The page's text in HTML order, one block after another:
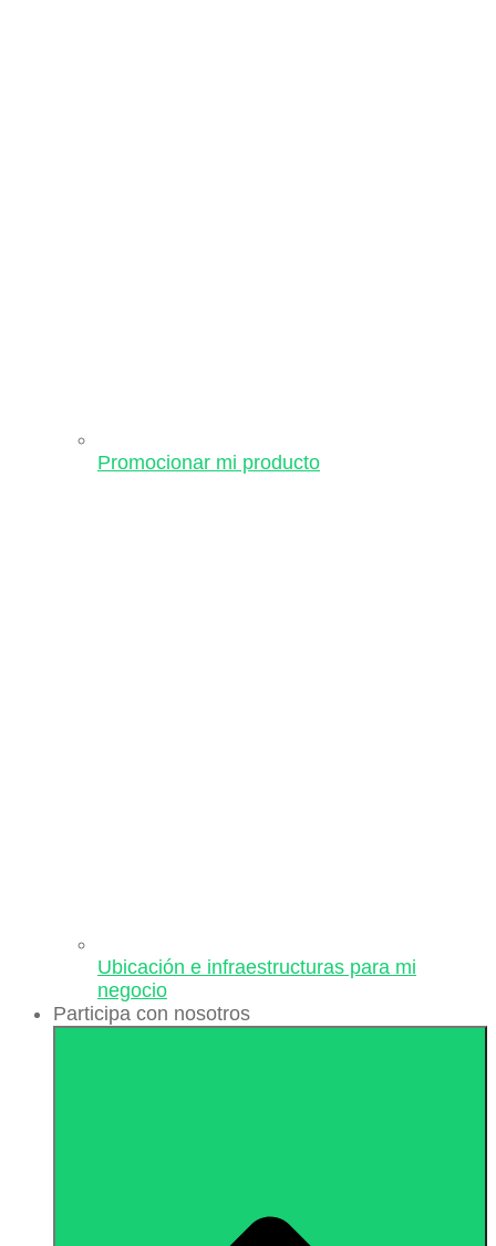
Promocionar mi producto
Ubicación e infraestructuras para mi
negocio
Participa con nosotros